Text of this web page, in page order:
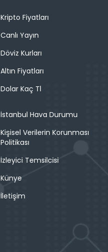
Kripto Fiyatları
Canlı Yayın
Döviz Kurları
Altın Fiyatları
Dolar Kaç Tl
İstanbul Hava Durumu
Kişisel Verilerin Korunması
Politikası
İzleyici Temsilcisi
Künye
İletişim